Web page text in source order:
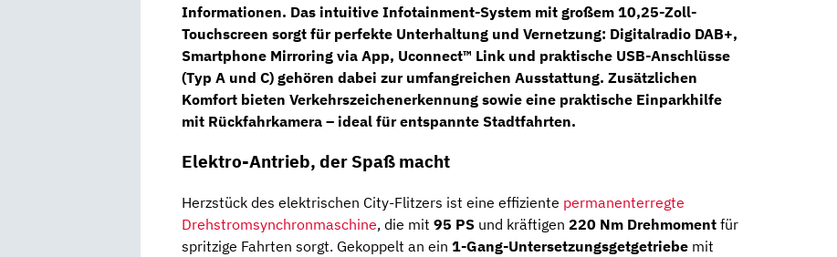
Informationen. Das intuitive Infotainment-System mit großem 10,25-Zoll-
Touchscreen sorgt für perfekte Unterhaltung und Vernetzung: Digitalradio DAB+,
Smartphone Mirroring via App, Uconnect™ Link und praktische USB-Anschlüsse
(Typ A und C) gehören dabei zur umfangreichen Ausstattung. Zusätzlichen
Komfort bieten Verkehrszeichenerkennung sowie eine praktische Einparkhilfe
mit Rückfahrkamera – ideal für entspannte Stadtfahrten.
Elektro-Antrieb, der Spaß macht
Herzstück des elektrischen City-Flitzers ist eine effiziente permanenterregte
Drehstromsynchronmaschine, die mit 95 PS und kräftigen 220 Nm Drehmoment für
spritzige Fahrten sorgt. Gekoppelt an ein 1-Gang-Untersetzungsgetgetriebe mit